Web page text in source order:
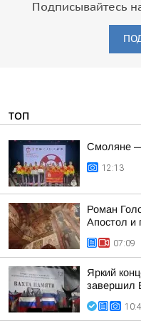
Подписывайтесь
ТОП
Смоляне —
12:13
Роман
Апостол и
07:09
Яркий
завершил